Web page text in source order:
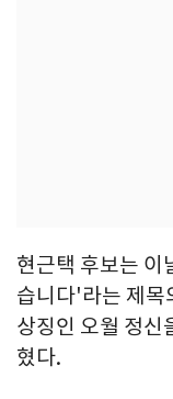
현근택 후보는 이
습니다'라는 제목
상징인 오월 정신
혔다.